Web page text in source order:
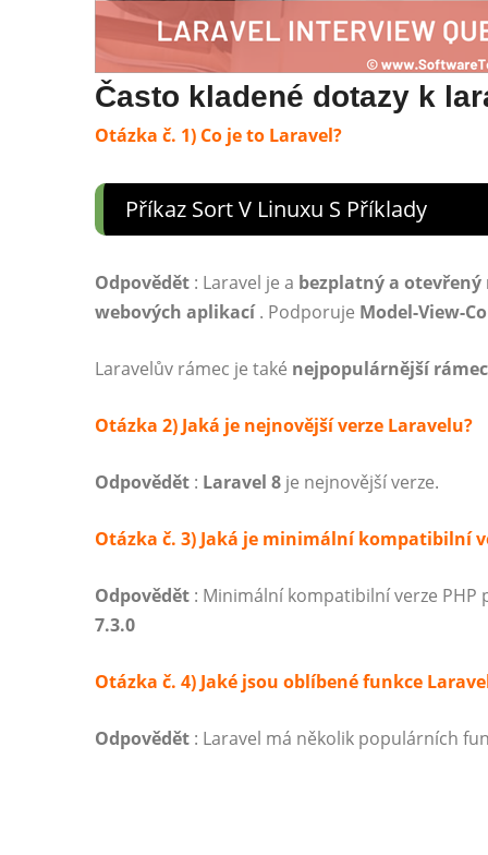
Často kladené dotazy k
Otázka č. 1) Co je to Laravel?
Příkaz Sort V Linuxu S Příklady
Odpovědět : Laravel je a bezplatný a otevřený
webových aplikací. Podporuje Model-View-
Laravelův rámec je také nejpopulárnější rámec
Otázka 2) Jaká je nejnovější verze Laravelu?
Odpovědět : Laravel 8 je nejnovější verze.
Otázka č. 3) Jaká je minimální kompatibilní
Odpovědět : Minimální kompatibilní verze PHP
7.3.0
Otázka č. 4) Jaké jsou oblíbené funkce
Odpovědět : Laravel má několik populárních